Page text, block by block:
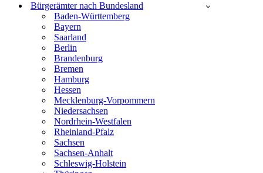
Bürgerämter nach Bundesland
Baden-Württemberg
Bayern
Saarland
Berlin
Brandenburg
Bremen
Hamburg
Hessen
Mecklenburg-Vorpommern
Niedersachsen
Nordrhein-Westfalen
Rheinland-Pfalz
Sachsen
Sachsen-Anhalt
Schleswig-Holstein